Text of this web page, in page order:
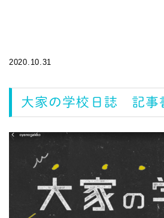
2020.10.31
大家の学校日誌 記事